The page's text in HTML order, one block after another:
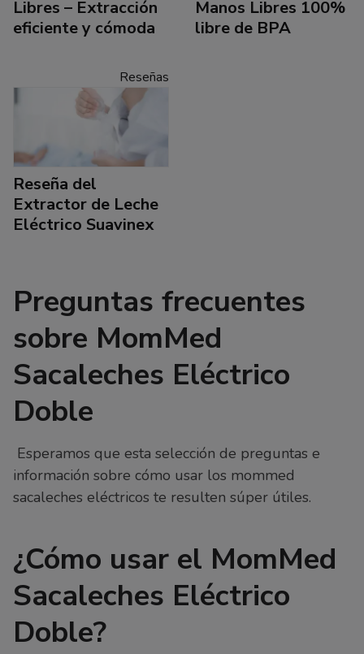
Libres – Extracción
eficiente y cómoda
Manos Libres 100%
libre de BPA
Reseñas
Reseña del
Extractor de Leche
Eléctrico Suavinex
Preguntas frecuentes
sobre MomMed
Sacaleches Eléctrico
Doble
Esperamos que esta selección de preguntas e
información sobre cómo usar los mommed
sacaleches eléctricos te resulten súper útiles.
¿Cómo usar el MomMed
Sacaleches Eléctrico
Doble?